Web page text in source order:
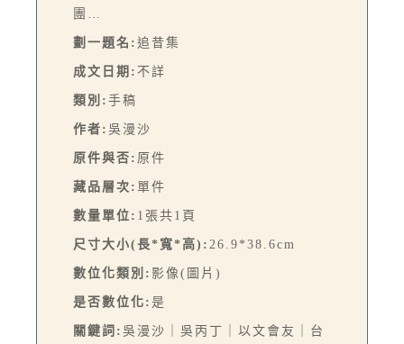
團…
劃一題名: 追昔集
成文日期: 不詳
類別: 手稿
作者: 吳漫沙
原件與否: 原件
藏品層次: 單件
數量單位: 1張共1頁
尺寸大小(長*寬*高): 26.9*38.6cm
數位化類別: 影像(圖片)
是否數位化: 是
關鍵詞: 吳漫沙｜吳丙丁｜以文會友｜台